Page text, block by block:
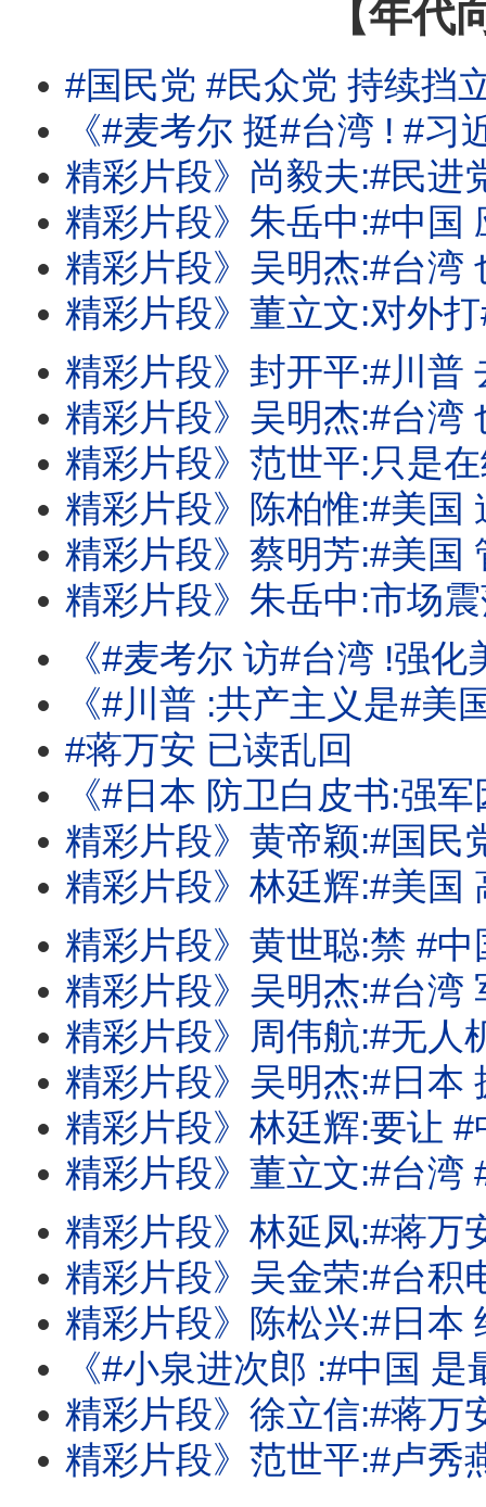
【年代
#国民党 #民众党 持续挡
《#麦考尔 挺#台湾 ! #习近平 国师:#台湾 没有下一次的选举!
精彩片段》尚毅夫:#民进党 对立
精彩片段》朱岳中:#中国 应该
精彩片段》吴明杰:#台湾 也有
精彩片段》董立文:对外打#中国 .
精彩片段》封开平:#川普 去
精彩片段》吴明杰:#台湾 也全面
精彩片段》范世平:只是在给#中国
精彩片段》陈柏惟:#美国 迫切关
精彩片段》蔡明芳:#美国 管制持续.#台
精彩片段》朱岳中:市场震荡还
《#麦考尔 访#台湾 !强化美台国安合作!#汉光演习 应对#中国 的
《#川普 :共产主义是#美国 最大威胁!#苏姿丰 :AMD的AI需求
#蒋万安 已读乱回
《#日本 防卫白皮书:强军因应#中俄 威胁!#麦考尔 :#中国 武统#台湾
精彩片段》黄帝颖:#国民党
精彩片段》林廷辉:#美国 高科
精彩片段》黄世聪:禁 #中国 当然
精彩片段》吴明杰:#台湾 军方
精彩片段》周伟航:#无人机 审议可
精彩片段》吴明杰:#日本 拥有反
精彩片段》林廷辉:要让 #中国 根
精彩片段》董立文:#台湾 #美国 军事合
精彩片段》林延凤:#蒋万安 完全
精彩片段》吴金荣:#台积电 霸主地位
精彩片段》陈松兴:#日本 经济
《#小泉进次郎 :#中国 是最大威胁!#蒋万安 市府千疮百孔!三大
精彩片段》徐立信:#蒋万安 也
精彩片段》范世平:#卢秀燕 把责